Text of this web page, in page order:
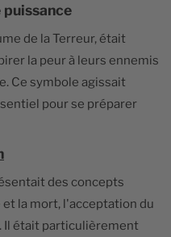
de la Terreur, était
la peur à leurs ennemis
Ce symbole agissait
pour se préparer
des concepts
la mort, l'acceptation du
Il était particulièrement